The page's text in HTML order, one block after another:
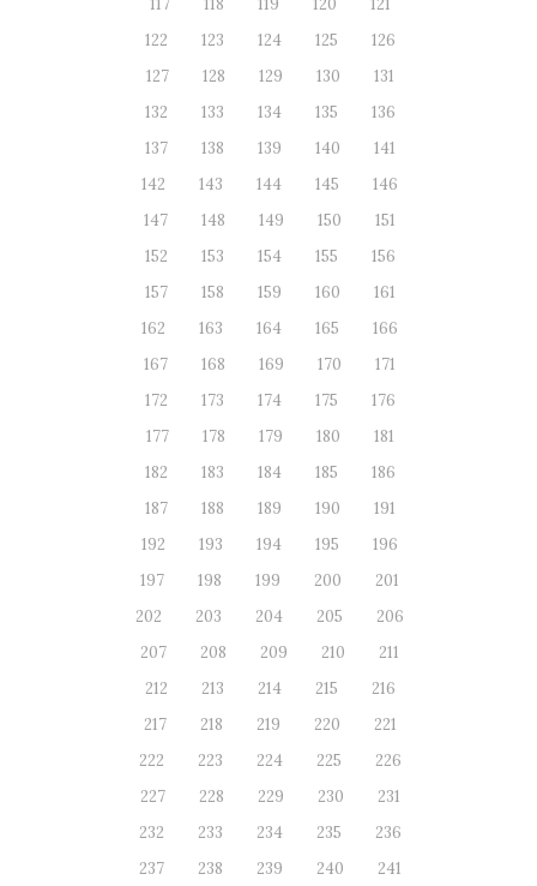
117
118 119 120
121
122
123 124 125
126
127
128 129 130
131
132
133 134 135
136
137
138 139 140
141
142
143 144 145
146
147
148 149 150
151
152
153 154 155
156
157
158 159 160
161
162
163 164 165
166
167
168 169 170
171
172
173 174 175
176
177
178 179 180
181
182
183 184 185
186
187
188 189 190
191
192
193 194 195
196
197
198 199 200
201
202
203 204 205
206
207
208 209 210
211
212
213 214 215
216
217
218 219 220
221
222
223 224 225
226
227
228 229 230
231
232
233 234 235
236
237
238 239 240
241